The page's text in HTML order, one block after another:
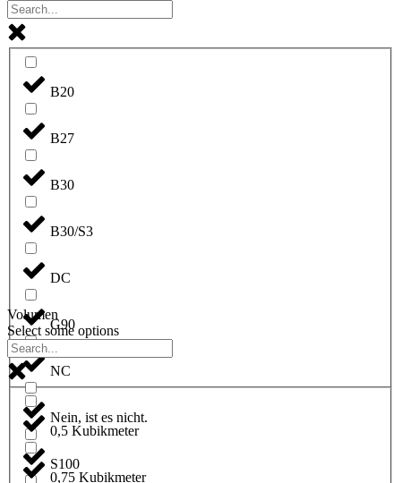
B20
B27
B30
B30/S3
DC
G90
NC
Nein, ist es nicht.
S100
Volumen
Select some options
0,5 Kubikmeter
0,75 Kubikmeter